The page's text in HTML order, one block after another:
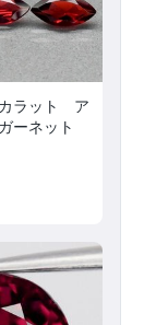
カラット ア
ーネット